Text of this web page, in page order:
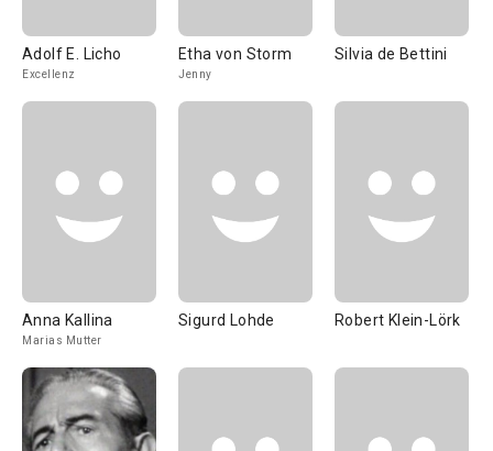
Adolf E. Licho
Excellenz
Etha von Storm
Jenny
Silvia de Bettini
Anna Kallina
Marias Mutter
Sigurd Lohde Robert Klein-Lörk